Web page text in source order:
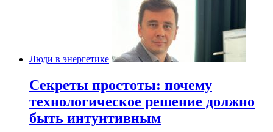
Люди в энергетике
Секреты простоты: почему
технологическое решение должно
быть интуитивным